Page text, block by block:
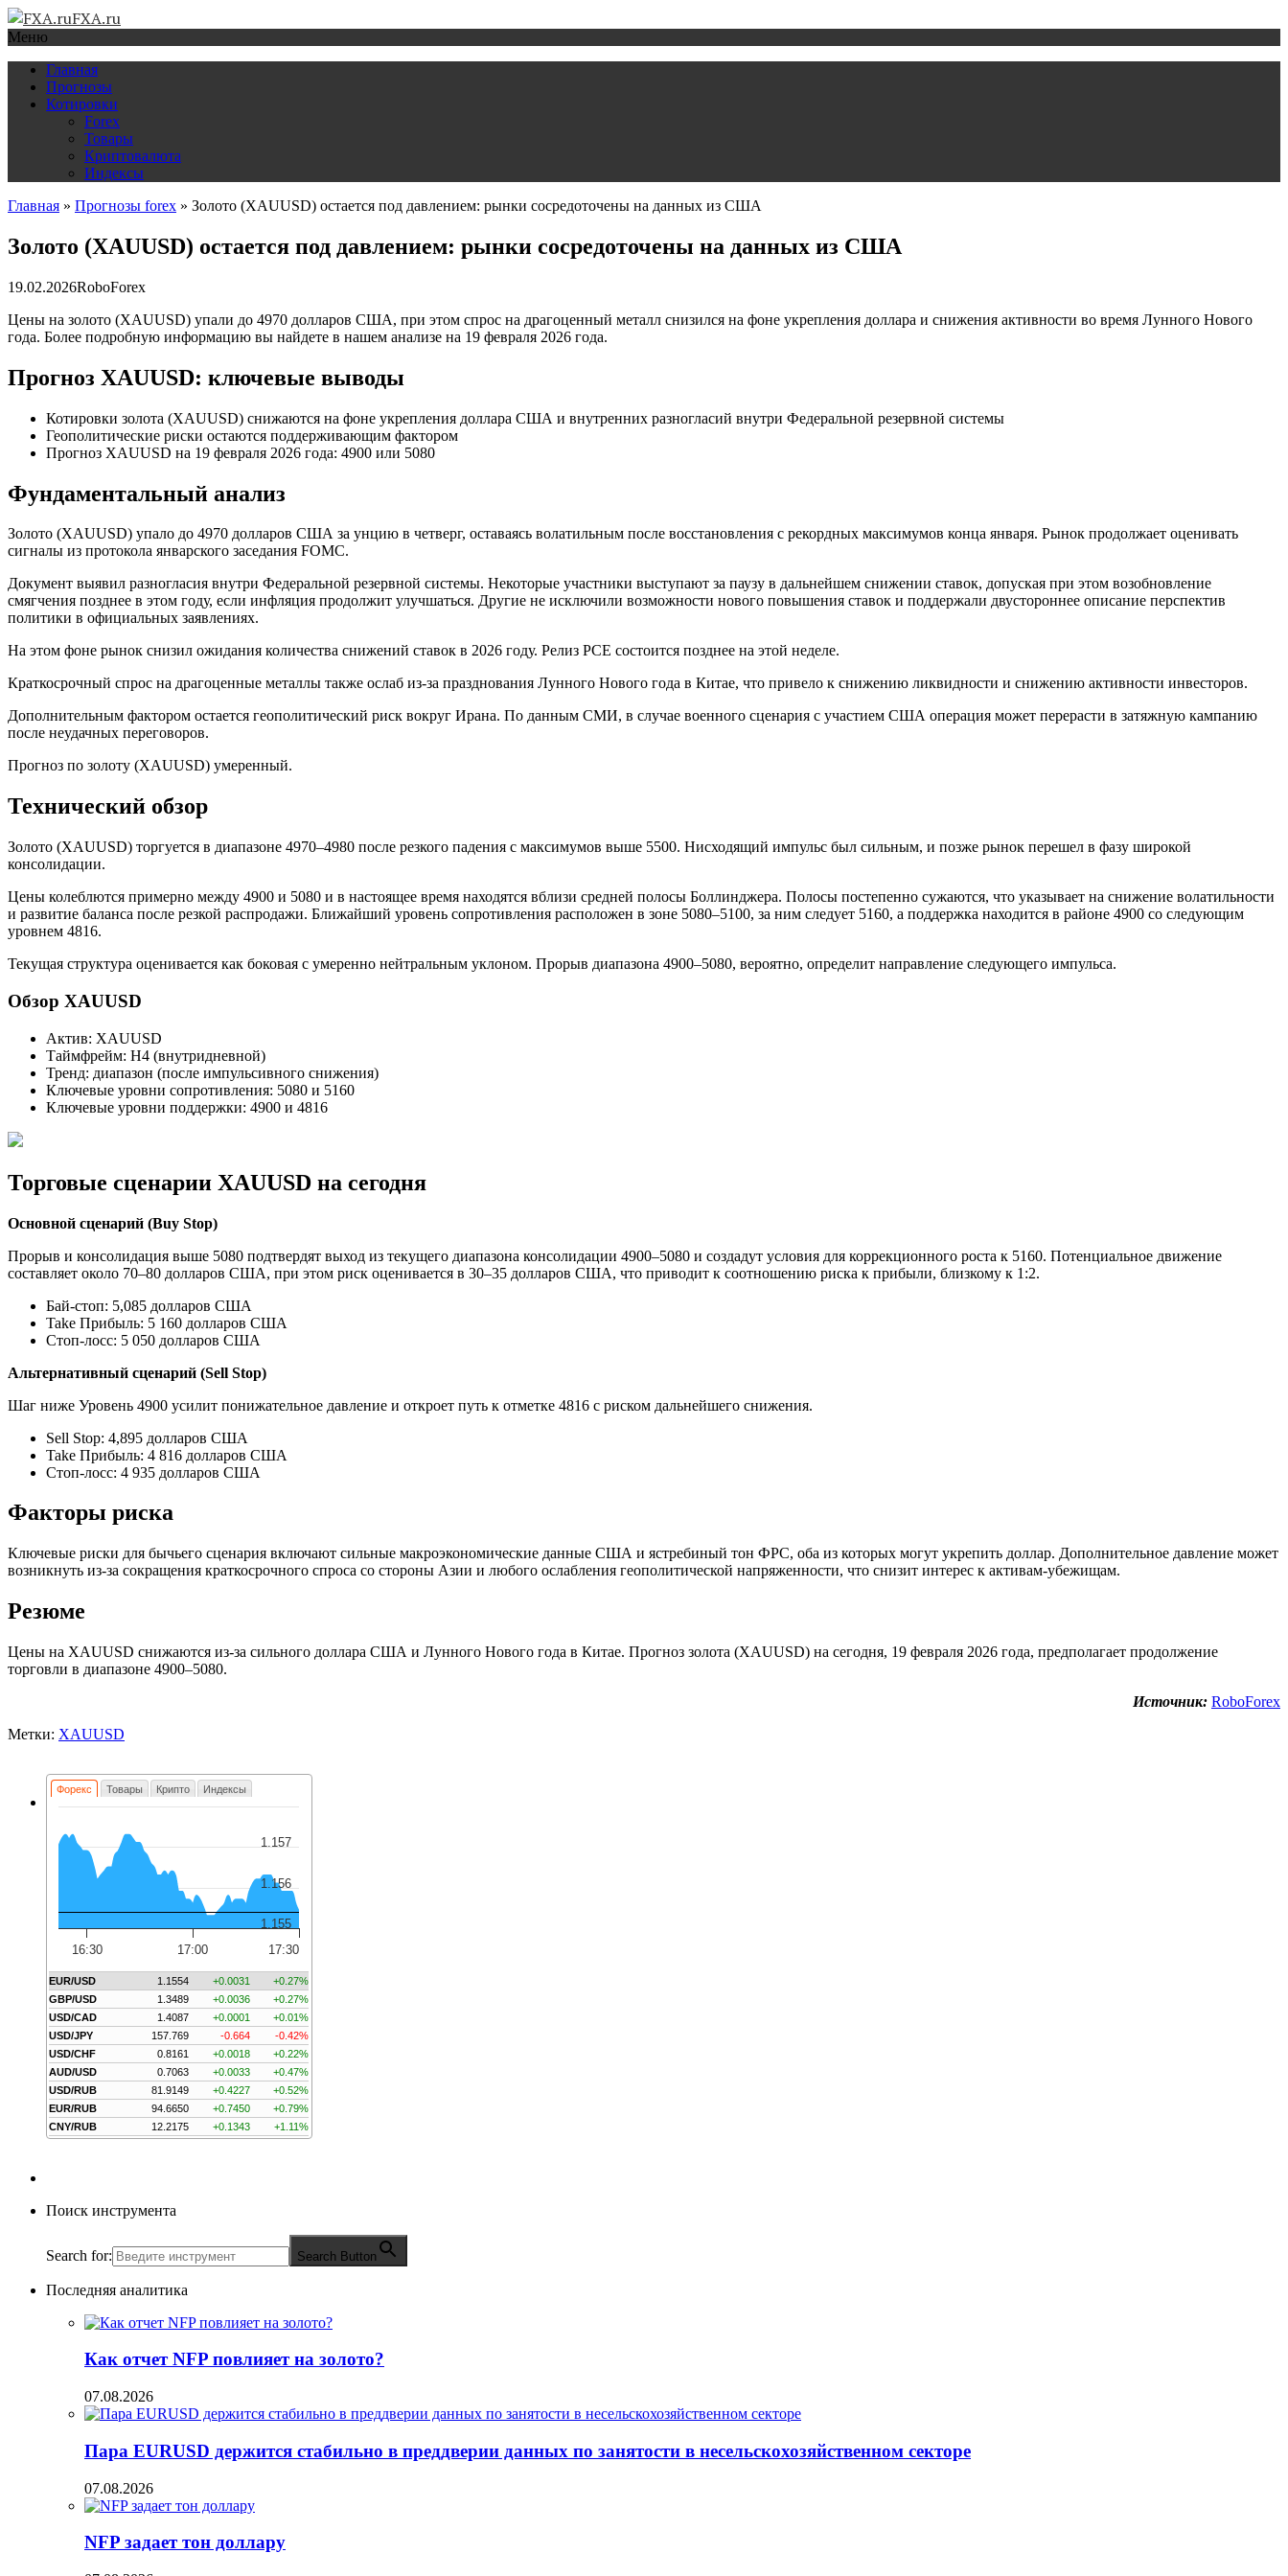
FXA.ru
Меню
Главная
Прогнозы
Котировки
Forex
Товары
Криптовалюта
Индексы
Главная » Прогнозы forex » Золото (XAUUSD) остается под давлением: рынки сосредоточены на данных из США
Золото (XAUUSD) остается под давлением: рынки сосредоточены на данных из США
19.02.2026RoboForex
Цены на золото (XAUUSD) упали до 4970 долларов США, при этом спрос на драгоценный металл снизился на фоне укрепления доллара и снижения активности во время Лунного Нового
года. Более подробную информацию вы найдете в нашем анализе на 19 февраля 2026 года.
Прогноз XAUUSD: ключевые выводы
Котировки золота (XAUUSD) снижаются на фоне укрепления доллара США и внутренних разногласий внутри Федеральной резервной системы
Геополитические риски остаются поддерживающим фактором
Прогноз XAUUSD на 19 февраля 2026 года: 4900 или 5080
Фундаментальный анализ
Золото (XAUUSD) упало до 4970 долларов США за унцию в четверг, оставаясь волатильным после восстановления с рекордных максимумов конца января. Рынок продолжает оценивать
сигналы из протокола январского заседания FOMC.
Документ выявил разногласия внутри Федеральной резервной системы. Некоторые участники выступают за паузу в дальнейшем снижении ставок, допуская при этом возобновление
смягчения позднее в этом году, если инфляция продолжит улучшаться. Другие не исключили возможности нового повышения ставок и поддержали двустороннее описание перспектив
политики в официальных заявлениях.
На этом фоне рынок снизил ожидания количества снижений ставок в 2026 году. Релиз PCE состоится позднее на этой неделе.
Краткосрочный спрос на драгоценные металлы также ослаб из-за празднования Лунного Нового года в Китае, что привело к снижению ликвидности и снижению активности инвесторов.
Дополнительным фактором остается геополитический риск вокруг Ирана. По данным СМИ, в случае военного сценария с участием США операция может перерасти в затяжную кампанию
после неудачных переговоров.
Прогноз по золоту (XAUUSD) умеренный.
Технический обзор
Золото (XAUUSD) торгуется в диапазоне 4970–4980 после резкого падения с максимумов выше 5500. Нисходящий импульс был сильным, и позже рынок перешел в фазу широкой
консолидации.
Цены колеблются примерно между 4900 и 5080 и в настоящее время находятся вблизи средней полосы Боллинджера. Полосы постепенно сужаются, что указывает на снижение волатильности
и развитие баланса после резкой распродажи. Ближайший уровень сопротивления расположен в зоне 5080–5100, за ним следует 5160, а поддержка находится в районе 4900 со следующим
уровнем 4816.
Текущая структура оценивается как боковая с умеренно нейтральным уклоном. Прорыв диапазона 4900–5080, вероятно, определит направление следующего импульса.
Обзор XAUUSD
Актив: XAUUSD
Таймфрейм: H4 (внутридневной)
Тренд: диапазон (после импульсивного снижения)
Ключевые уровни сопротивления: 5080 и 5160
Ключевые уровни поддержки: 4900 и 4816
Торговые сценарии XAUUSD на сегодня
Основной сценарий (Buy Stop)
Прорыв и консолидация выше 5080 подтвердят выход из текущего диапазона консолидации 4900–5080 и создадут условия для коррекционного роста к 5160. Потенциальное движение
составляет около 70–80 долларов США, при этом риск оценивается в 30–35 долларов США, что приводит к соотношению риска к прибыли, близкому к 1:2.
Бай-стоп: 5,085 долларов США
Take Прибыль: 5 160 долларов США
Стоп-лосс: 5 050 долларов США
Альтернативный сценарий (Sell Stop)
Шаг ниже Уровень 4900 усилит понижательное давление и откроет путь к отметке 4816 с риском дальнейшего снижения.
Sell Stop: 4,895 долларов США
Take Прибыль: 4 816 долларов США
Стоп-лосс: 4 935 долларов США
Факторы риска
Ключевые риски для бычьего сценария включают сильные макроэкономические данные США и ястребиный тон ФРС, оба из которых могут укрепить доллар. Дополнительное давление может
возникнуть из-за сокращения краткосрочного спроса со стороны Азии и любого ослабления геополитической напряженности, что снизит интерес к активам-убежищам.
Резюме
Цены на XAUUSD снижаются из-за сильного доллара США и Лунного Нового года в Китае. Прогноз золота (XAUUSD) на сегодня, 19 февраля 2026 года, предполагает продолжение
торговли в диапазоне 4900–5080.
Источник: RoboForex
Метки: XAUUSD
Форекс Товары Крипто Индексы
16:30 17:00 17:30
1.155
1.156
1.157
EUR/USD 1.1554 +0.0031
+0.27%
GBP/USD
1.3489 +0.0036
+0.27%
USD/CAD
1.4087 +0.0001
+0.01%
USD/JPY
157.769 -0.664
-0.42%
USD/CHF
0.8161 +0.0018
+0.22%
AUD/USD
0.7063 +0.0033
+0.47%
USD/RUB
81.9149 +0.4227
+0.52%
EUR/RUB
94.6650 +0.7450
+0.79%
CNY/RUB
12.2175 +0.1343 +1.11%
Поиск инструмента
Search for: Search Button
Последняя аналитика
Как отчет NFP повлияет на золото?
07.08.2026
Пара EURUSD держится стабильно в преддверии данных по занятости в несельскохозяйственном секторе
07.08.2026
NFP задает тон доллару